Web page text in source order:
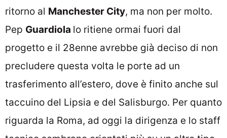
ritorno al Manchester City, ma non per molto.
Pep Guardiola lo ritiene ormai fuori dal
progetto e il 28enne avrebbe già deciso di non
precludere questa volta le porte ad un
trasferimento all’estero, dove è finito anche sul
taccuino del Lipsia e del Salisburgo. Per quanto
riguarda la Roma, ad oggi la dirigenza e lo staff